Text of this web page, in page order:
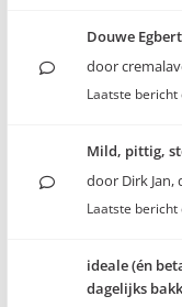
Douwe
door
Laatste bericht
Mild, pittig,
door Dirk Jan,
Laatste bericht
ideale (én
dagelijks